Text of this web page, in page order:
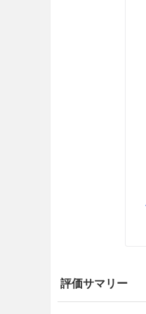
評価サマリー